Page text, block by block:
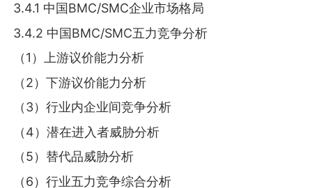
3.4.1 中国BMC/SMC企业市场格局
3.4.2 中国BMC/SMC五力竞争分析
（1）上游议价能力分析
（2）下游议价能力分析
（3）行业内企业间竞争分析
（4）潜在进入者威胁分析
（5）替代品威胁分析
（6）行业五力竞争综合分析